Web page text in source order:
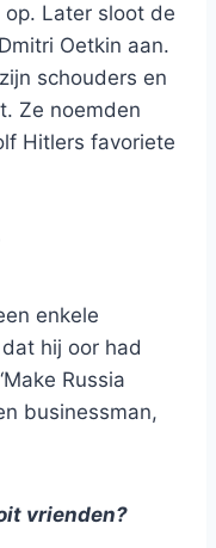
Later sloot de
Oetkin aan.
schouders en
Ze noemden
Hitlers favoriete
enkele
hij oor had
Russia
businessman,
vrienden?